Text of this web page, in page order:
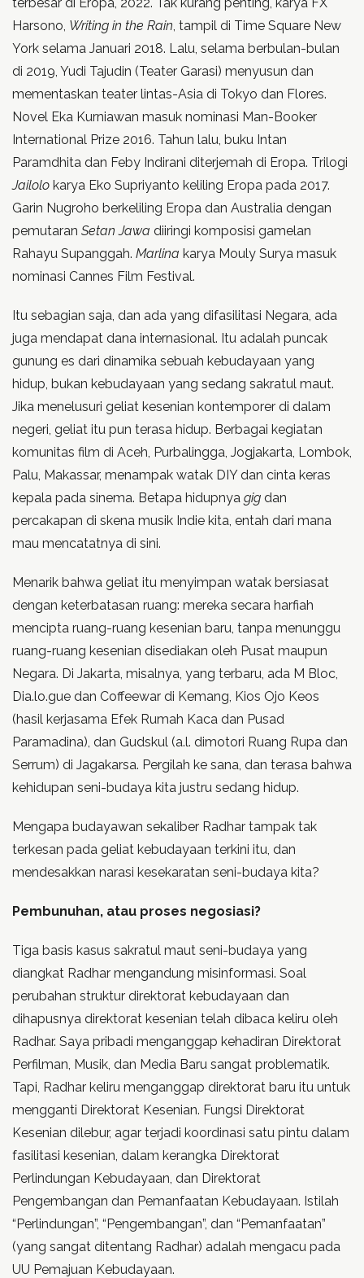
Harsono, Writing in the Rain , tampil di Time Square New
York selama Januari 2018. Lalu, selama berbulan-bulan
di 2019, Yudi Tajudin (Teater Garasi) menyusun dan
mementaskan teater lintas-Asia di Tokyo dan Flores.
Novel Eka Kurniawan masuk nominasi Man-Booker
International Prize 2016. Tahun lalu, buku Intan
Paramdhita dan Feby Indirani diterjemah di Eropa. Trilogi
Jailolo karya Eko Supriyanto keliling Eropa pada 2017.
Garin Nugroho berkeliling Eropa dan Australia dengan
pemutaran Setan Jawa diiringi komposisi gamelan
Rahayu Supanggah. Marlina karya Mouly Surya masuk
nominasi Cannes Film Festival.
Itu sebagian saja, dan ada yang difasilitasi Negara, ada
juga mendapat dana internasional. Itu adalah puncak
gunung es dari dinamika sebuah kebudayaan yang
hidup, bukan kebudayaan yang sedang sakratul maut.
Jika menelusuri geliat kesenian kontemporer di dalam
negeri, geliat itu pun terasa hidup. Berbagai kegiatan
komunitas film di Aceh, Purbalingga, Jogjakarta, Lombok,
Palu, Makassar, menampak watak DIY dan cinta keras
kepala pada sinema. Betapa hidupnya gig dan
percakapan di skena musik Indie kita, entah dari mana
mau mencatatnya di sini.
Menarik bahwa geliat itu menyimpan watak bersiasat
dengan keterbatasan ruang: mereka secara harfiah
mencipta ruang-ruang kesenian baru, tanpa menunggu
ruang-ruang kesenian disediakan oleh Pusat maupun
Negara. Di Jakarta, misalnya, yang terbaru, ada M Bloc,
Dia.lo.gue dan Coffeewar di Kemang, Kios Ojo Keos
(hasil kerjasama Efek Rumah Kaca dan Pusad
Paramadina), dan Gudskul (a.l. dimotori Ruang Rupa dan
Serrum) di Jagakarsa. Pergilah ke sana, dan terasa bahwa
kehidupan seni-budaya kita justru sedang hidup.
Mengapa budayawan sekaliber Radhar tampak tak
terkesan pada geliat kebudayaan terkini itu, dan
mendesakkan narasi kesekaratan seni-budaya kita?
Pembunuhan, atau proses negosiasi?
Tiga basis kasus sakratul maut seni-budaya yang
diangkat Radhar mengandung misinformasi. Soal
perubahan struktur direktorat kebudayaan dan
dihapusnya direktorat kesenian telah dibaca keliru oleh
Radhar. Saya pribadi menganggap kehadiran Direktorat
Perfilman, Musik, dan Media Baru sangat problematik.
Tapi, Radhar keliru menganggap direktorat baru itu untuk
mengganti Direktorat Kesenian. Fungsi Direktorat
Kesenian dilebur, agar terjadi koordinasi satu pintu dalam
fasilitasi kesenian, dalam kerangka Direktorat
Perlindungan Kebudayaan, dan Direktorat
Pengembangan dan Pemanfaatan Kebudayaan. Istilah
“Perlindungan”, “Pengembangan”, dan “Pemanfaatan”
(yang sangat ditentang Radhar) adalah mengacu pada
UU Pemajuan Kebudayaan.